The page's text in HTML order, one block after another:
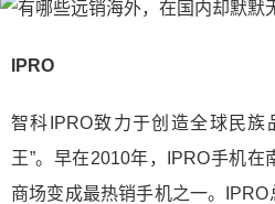
IPRO
智科IPRO致力于创造全球民族
王”。早在2010年，IPRO手机
商场变成最热销手机之一。